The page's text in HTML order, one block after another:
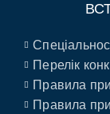
Перелік
Правила
Правила